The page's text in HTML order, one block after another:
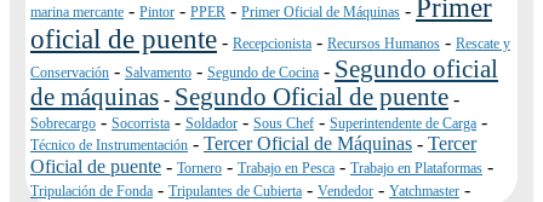
marina mercante - Pintor - PPER - Primer Oficial de Máquinas - Primer
oficial de puente - Recepcionista - Recursos Humanos - Rescate y
Conservación - Salvamento - Segundo de Cocina - Segundo oficial
de máquinas - Segundo Oficial de puente -
Sobrecargo - Socorrista - Soldador - Sous Chef - Superintendente de Carga -
Técnico de Instrumentación - Tercer Oficial de Máquinas - Tercer
Oficial de puente - Tornero - Trabajo en Pesca - Trabajo en Plataformas -
Tripulación de Fonda - Tripulantes de Cubierta - Vendedor - Yatchmaster -